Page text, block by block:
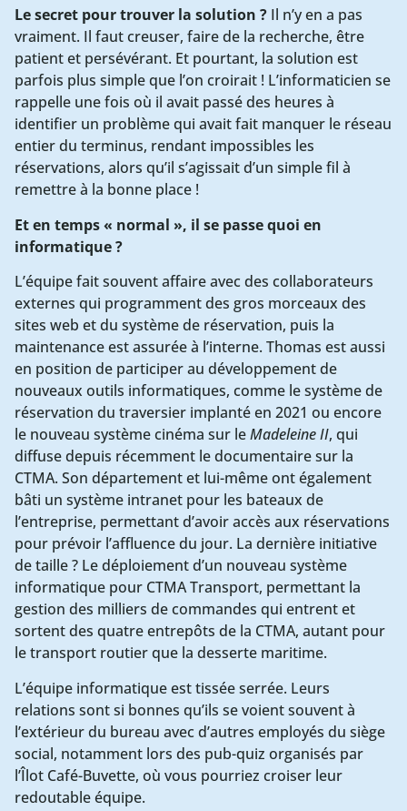
Le secret pour trouver la solution ? Il n’y en a pas
vraiment. Il faut creuser, faire de la recherche, être
patient et persévérant. Et pourtant, la solution est
parfois plus simple que l’on croirait ! L’informaticien se
rappelle une fois où il avait passé des heures à
identifier un problème qui avait fait manquer le réseau
entier du terminus, rendant impossibles les
réservations, alors qu’il s’agissait d’un simple fil à
remettre à la bonne place !
Et en temps « normal », il se passe quoi en
informatique ?
L’équipe fait souvent affaire avec des collaborateurs
externes qui programment des gros morceaux des
sites web et du système de réservation, puis la
maintenance est assurée à l’interne. Thomas est aussi
en position de participer au développement de
nouveaux outils informatiques, comme le système de
réservation du traversier implanté en 2021 ou encore
le nouveau système cinéma sur leMadeleine II, qui
diffuse depuis récemment le documentaire sur la
CTMA. Son département et lui-même ont également
bâti un système intranet pour les bateaux de
l’entreprise, permettant d’avoir accès aux réservations
pour prévoir l’affluence du jour. La dernière initiative
de taille ? Le déploiement d’un nouveau système
informatique pour CTMA Transport, permettant la
gestion des milliers de commandes qui entrent et
sortent des quatre entrepôts de la CTMA, autant pour
le transport routier que la desserte maritime.
L’équipe informatique est tissée serrée. Leurs
relations sont si bonnes qu’ils se voient souvent à
l’extérieur du bureau avec d’autres employés du siège
social, notamment lors des pub-quiz organisés par
l’Îlot Café-Buvette, où vous pourriez croiser leur
redoutable équipe.